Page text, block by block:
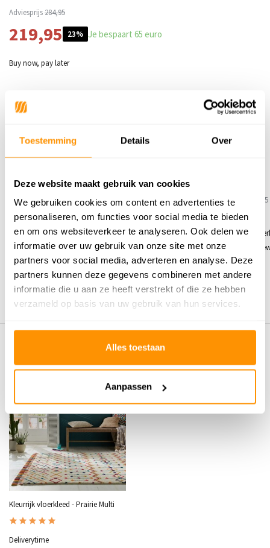
Toestemming Details Over
Deze website maakt gebruik van cookies
We gebruiken cookies om content en advertenties te
personaliseren, om functies voor social media te bieden
en om ons websiteverkeer te analyseren. Ook delen we
informatie over uw gebruik van onze site met onze
partners voor social media, adverteren en analyse. Deze
partners kunnen deze gegevens combineren met andere
informatie die u aan ze heeft verstrekt of die ze hebben
verzameld op basis van uw gebruik van hun services.
Alles toestaan
Aanpassen
Adviesprijs284,95
219,95 23% Je bespaart 65 euro
Buy now, pay later
5/5 Gemiddelde uit 2 beoordelingen
5/ 5
Gepost door:Johnop 25 Mei 2026
Mooie kleuren, voldoet aan onze eisen.
Gepost door:Esmee Blaazer
op 25
Oktober 2024
Heel erg leuk kleed voor een
Aanrader. Pluist niet/geen wol.
mooie synthetische kwaliteit
Schrijf je eigen review
Kleurrijk vloerkleed - Prairie Multi
Deliverytime